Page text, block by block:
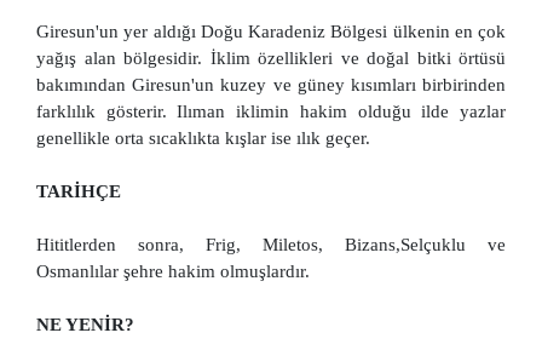
Giresun'un yer aldığı Doğu Karadeniz Bölgesi ülkenin en çok
yağış alan bölgesidir. İklim özellikleri ve doğal bitki örtüsü
bakımından Giresun'un kuzey ve güney kısımları birbirinden
farklılık gösterir. Ilıman iklimin hakim olduğu ilde yazlar
genellikle orta sıcaklıkta kışlar ise ılık geçer.
TARİHÇE
Hititlerden sonra, Frig, Miletos, Bizans,Selçuklu ve
Osmanlılar şehre hakim olmuşlardır.
NE YENİR?